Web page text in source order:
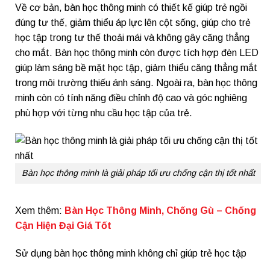
Về cơ bản, bàn học thông minh có thiết kế giúp trẻ ngồi
đúng tư thế, giảm thiểu áp lực lên cột sống, giúp cho trẻ
học tập trong tư thế thoải mái và không gây căng thẳng
cho mắt. Bàn học thông minh còn được tích hợp đèn LED
giúp làm sáng bề mặt học tập, giảm thiểu căng thẳng mắt
trong môi trường thiếu ánh sáng. Ngoài ra, bàn học thông
minh còn có tính năng điều chỉnh độ cao và góc nghiêng
phù hợp với từng nhu cầu học tập của trẻ.
Bàn học thông minh là giải pháp tối ưu chống cận thị tốt nhất
Xem thêm: Bàn Học Thông Minh, Chống Gù – Chống
Cận Hiện Đại Giá Tốt
Sử dụng bàn học thông minh không chỉ giúp trẻ học tập